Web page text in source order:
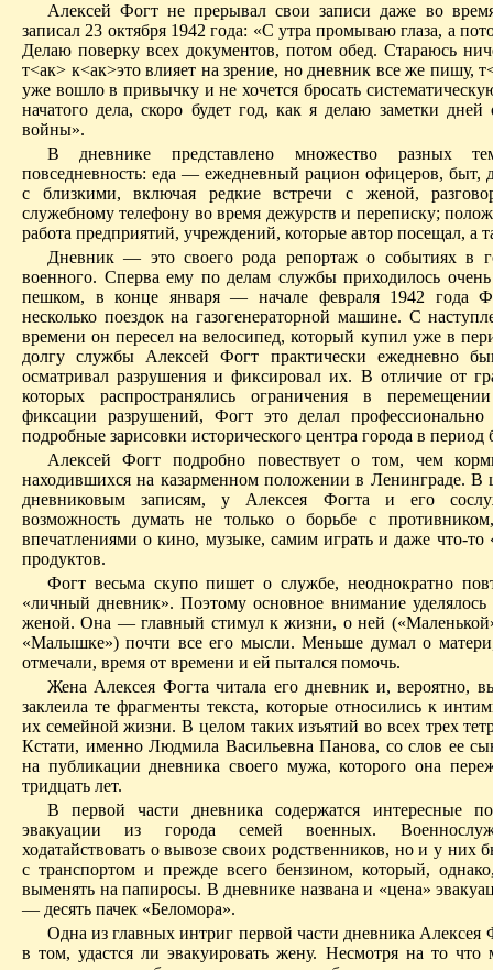
Алексей Фогт не прерывал свои записи даже во
записал 23 октября 1942 года: «С утра промываю глаза, а
Делаю поверку всех документов, потом обед. Стараюсь
т<ак> к<ак>это влияет на зрение, но дневник все же пишу,
уже вошло в привычку и не хочется бросать
начатого дела, скоро будет год, как я делаю заметки дней
войны».
В дневнике представлено множество разных
повседневность: еда — ежедневный рацион офицеров, быт,
с близкими, включая редкие встречи с женой,
служебному телефону во время дежурств и переписку;
работа предприятий, учреждений, которые автор посещал, а
Дневник — это своего рода репортаж о событиях в
военного. Сперва ему по делам службы приходилось
пешком, в конце января — начале февраля 1942 года
несколько поездок на газогенераторной машине. С
времени он пересел на велосипед, который купил уже в
долгу службы Алексей Фогт практически ежедневно
осматривал разрушения и фиксировал их. В отличие от
которых распространялись ограничения в
фиксации разрушений, Фогт это делал профессионально
подробные зарисовки исторического центра города в период
Алексей Фогт подробно повествует о том, чем
находившихся на казарменном положении в Ленинграде. В
дневниковым записям, у Алексея Фогта и его
возможность думать не только о борьбе с
впечатлениями о кино, музыке, самим играть и даже что-то
продуктов.
Фогт весьма скупо пишет о службе, неоднократно
«личный дневник». Поэтому основное внимание
женой. Она — главный стимул к жизни, о ней
«Малышке») почти все его мысли. Меньше думал о
отмечали, время от времени и ей пытался помочь.
Жена Алексея Фогта читала его дневник и, вероятно,
заклеила те фрагменты текста, которые относились к
их семейной жизни. В целом таких изъятий во всех трех
Кстати, именно Людмила Васильевна Панова, со слов ее
на публикации дневника своего мужа, которого она
тридцать лет.
В первой части дневника содержатся интересные
эвакуации из города семей военных.
ходатайствовать о вывозе своих родственников, но и у них
с транспортом и прежде всего бензином, который,
выменять на папиросы. В дневнике названа и «цена»
— десять пачек «Беломора».
Одна из главных интриг первой части дневника Алексея
в том, удастся ли эвакуировать жену. Несмотря на то